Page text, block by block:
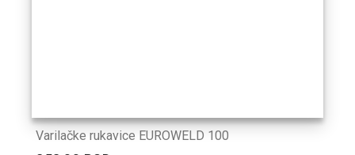
Varilačke rukavice EUROWELD 100